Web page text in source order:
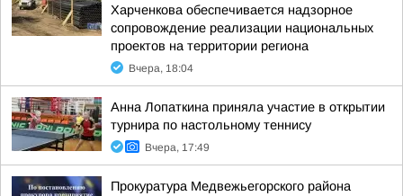
Харченкова обеспечивается надзорное
сопровождение реализации национальных
проектов на территории региона
Вчера, 18:04
Анна Лопаткина приняла участие в открытии
турнира по настольному теннису
Вчера, 17:49
Прокуратура Медвежьегорского района